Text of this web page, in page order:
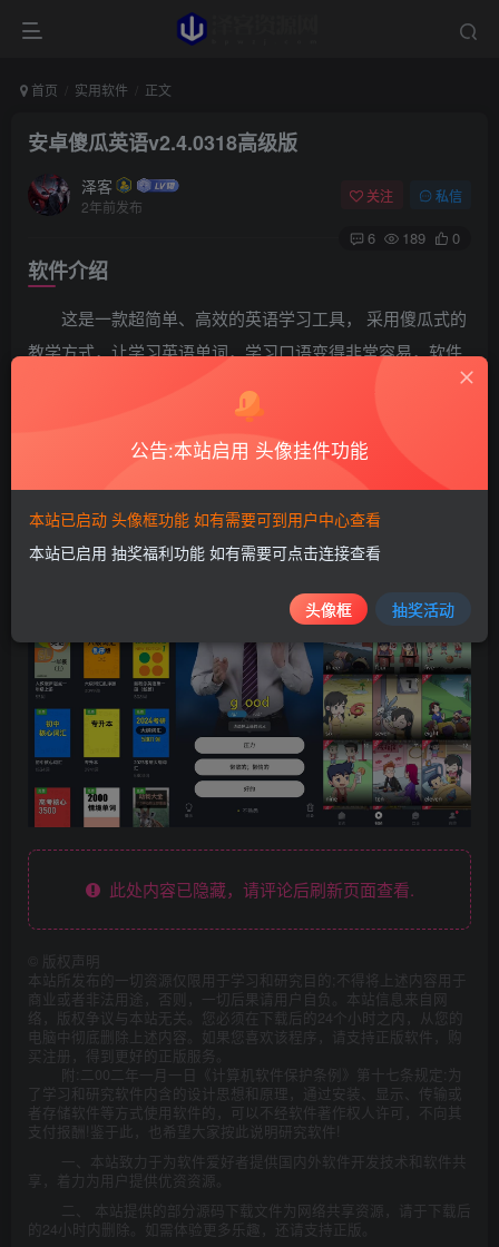
首页 实用软件 正文
安卓傻瓜英语v2.4.0318高级版
泽客
2年前发布
关注 私信
6 189 0
软件介绍
这是一款超简单、高效的英语学习工具， 采用傻瓜式的
教学方式，让学习英语单词，学习口语变得非常容易，软件
采用真人视频发音，由多名美国、英国演员以电影机画质进
行单词发音的录制，看见口型才能学准发音。
此处内容已隐藏，请评论后刷新页面查看.
版权声明
本站所发布的一切资源仅限用于学习和研究目的;不得将上述内容用于
商业或者非法用途，否则，一切后果请用户自负。本站信息来自网
络，版权争议与本站无关。您必须在下载后的24个小时之内，从您的
电脑中彻底删除上述内容。如果您喜欢该程序，请支持正版软件，购
买注册，得到更好的正版服务。
附:二00二年一月一日《计算机软件保护条例》第十七条规定:为
了学习和研究软件内含的设计思想和原理，通过安装、显示、传输或
者存储软件等方式使用软件的，可以不经软件著作权人许可，不向其
支付报酬!鉴于此，也希望大家按此说明研究软件!
一、本站致力于为软件爱好者提供国内外软件开发技术和软件共
享，着力为用户提供优资资源。
二、 本站提供的部分源码下载文件为网络共享资源，请于下载后
的24小时内删除。如需体验更多乐趣，还请支持正版。
公告:本站启用 头像挂件功能
本站已启动 头像框功能 如有需要可到用户中心查看
本站已启用 抽奖福利功能 如有需要可点击连接查看
头像框 抽奖活动